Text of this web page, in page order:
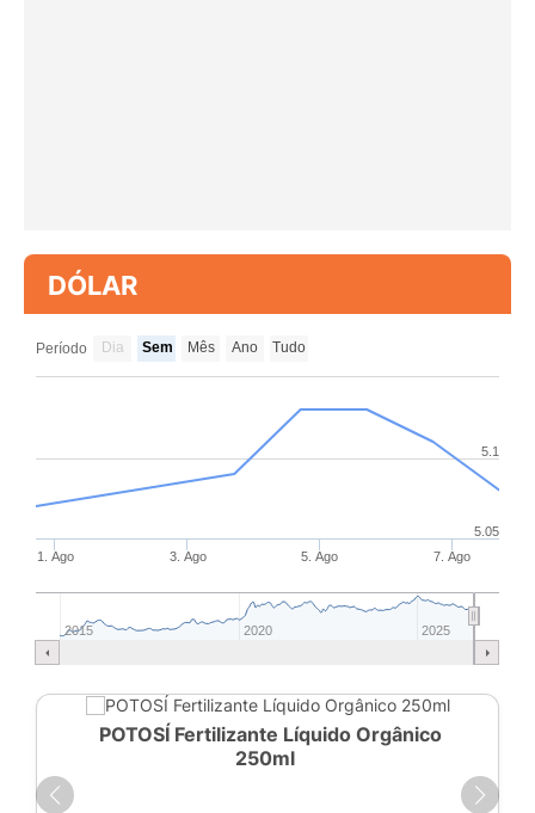
DÓLAR
Período Dia Sem Mês Ano Tudo
1. Ago 3. Ago 5. Ago 7. Ago
2015 2020 2025
5.05
5.1
POTOSÍ Fertilizante Líquido Orgânico
250ml